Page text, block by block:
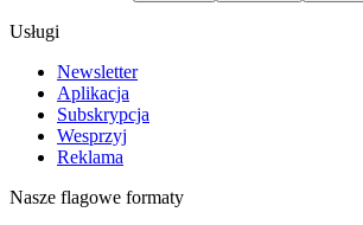
Usługi
Newsletter
Aplikacja
Subskrypcja
Wesprzyj
Reklama
Nasze flagowe formaty